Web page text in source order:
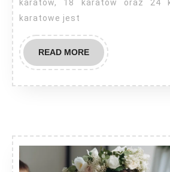
karatów, 18 karatów oraz 24
karatowe jest
READ MOREREAD
MORE